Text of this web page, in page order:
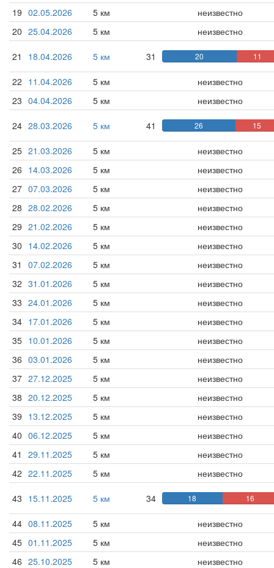
19 02.05.2026 5 км
неизвестно
20 25.04.2026 5 км неизвестно
21 18.04.2026 5 км 31 20 11
22 11.04.2026 5 км
неизвестно
23 04.04.2026 5 км неизвестно
24 28.03.2026 5 км 41 26 15
25 21.03.2026 5 км
неизвестно
26 14.03.2026 5 км
неизвестно
27 07.03.2026 5 км
неизвестно
28 28.02.2026 5 км
неизвестно
29 21.02.2026 5 км
неизвестно
30 14.02.2026 5 км
неизвестно
31
07.02.2026 5 км
неизвестно
32 31.01.2026 5 км
неизвестно
33 24.01.2026 5 км
неизвестно
34 17.01.2026 5 км
неизвестно
35 10.01.2026 5 км
неизвестно
36 03.01.2026 5 км
неизвестно
37 27.12.2025 5 км
неизвестно
38 20.12.2025 5 км
неизвестно
39 13.12.2025 5 км
неизвестно
40 06.12.2025 5 км
неизвестно
41
29.11.2025 5 км
неизвестно
42 22.11.2025 5 км неизвестно
43 15.11.2025 5 км 34 18 16
44 08.11.2025 5 км
неизвестно
45 01.11.2025 5 км
неизвестно
46 25.10.2025 5 км
неизвестно